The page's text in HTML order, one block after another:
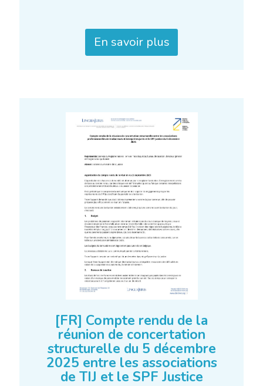
En savoir plus
[FR] Compte rendu de la
réunion de concertation
structurelle du 5 décembre
2025 entre les associations
de TIJ et le SPF Justice